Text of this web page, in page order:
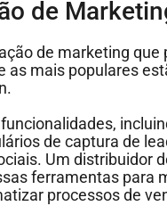
de
de marketing que
mais populares
de captura de
Um distribuidor
ferramentas para
processos de